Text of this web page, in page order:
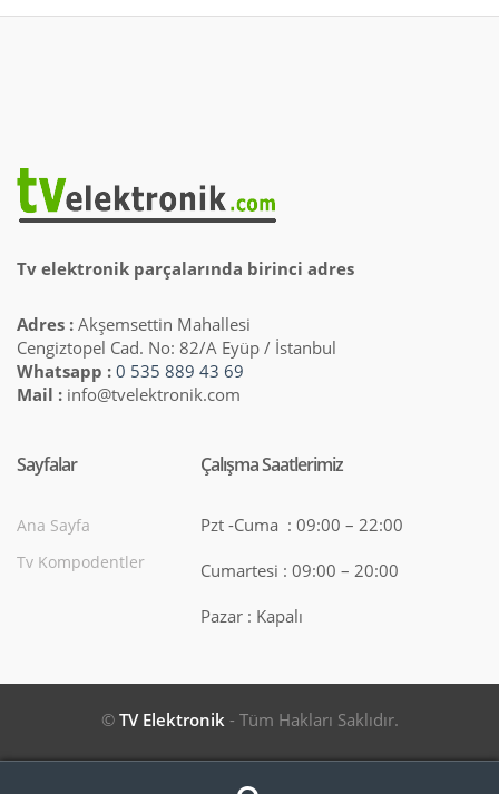
Tv elektronik parçalarında birinci adres
Adres : Akşemsettin Mahallesi
Cengiztopel Cad. No: 82/A Eyüp / İstanbul
Whatsapp : 0 535 889 43 69
Mail : info@tvelektronik.com
Sayfalar
Ana Sayfa
Tv Kompodentler
Çalışma Saatlerimiz
Pzt -Cuma : 09:00 – 22:00
Cumartesi : 09:00 – 20:00
Pazar : Kapalı
© TV Elektronik - Tüm Hakları Saklıdır.